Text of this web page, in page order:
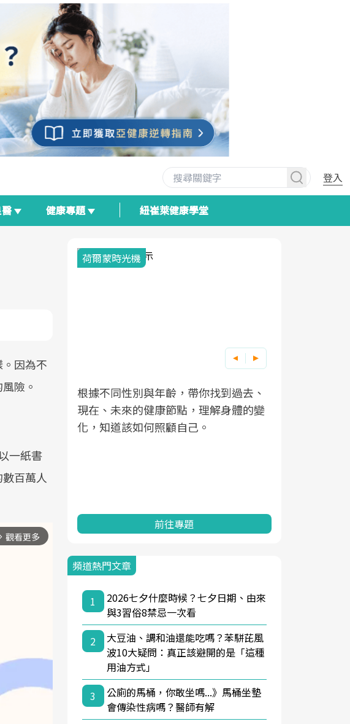
登入
健康專題 紐崔萊健康學堂
因為不
險。
一紙書
百萬人
觀看更多
在快速
只是醫
身健康
一站式
」出
荷爾蒙時光機
根據不同性別與年齡，帶你找到過去、
現在、未來的健康節點，理解身體的變
化，知道該如何照顧自己。
前往專題
頻道熱門文章
1
2026七夕什麼時候？七夕日期、由來
與3習俗8禁忌一次看
2
大豆油、調和油還能吃嗎？苯駢芘風
波10大疑問：真正該避開的是「這種
用油方式」
3
公廁的馬桶，你敢坐嗎...》馬桶坐墊
會傳染性病嗎？醫師有解